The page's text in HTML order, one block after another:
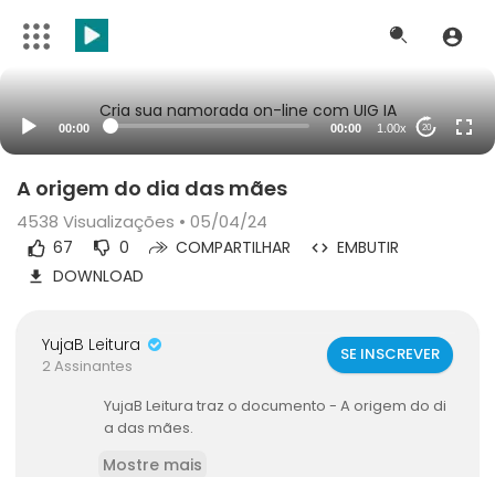
Cria sua namorada on-line com UIG IA
00:00 00:00 1.00x 20
A origem do dia das mães
4538 Visualizações • 05/04/24
67 0 COMPARTILHAR
EMBUTIR
DOWNLOAD
YujaB Leitura
2 Assinantes
SE INSCREVER
YujaB Leitura traz o documento - ⁣A origem do di
a das mães.
Mostre mais